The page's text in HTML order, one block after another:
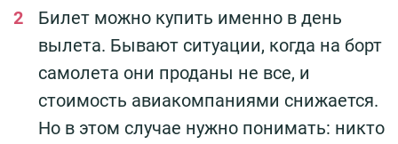
Билет можно купить именно в день
вылета. Бывают ситуации, когда на борт
самолета они проданы не все, и
стоимость авиакомпаниями снижается.
Но в этом случае нужно понимать: никто